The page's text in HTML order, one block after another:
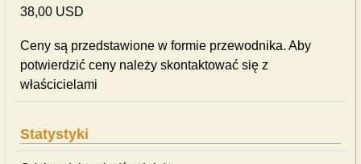
38,00 USD
Ceny są przedstawione w formie przewodnika. Aby
potwierdzić ceny należy skontaktować się z
właścicielami
Statystyki